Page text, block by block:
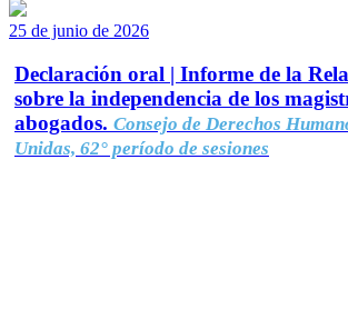
25 de junio de 2026
Declaración oral | Informe de la
sobre la independencia de los
abogados. Consejo de Derechos
Unidas, 62° período de sesiones